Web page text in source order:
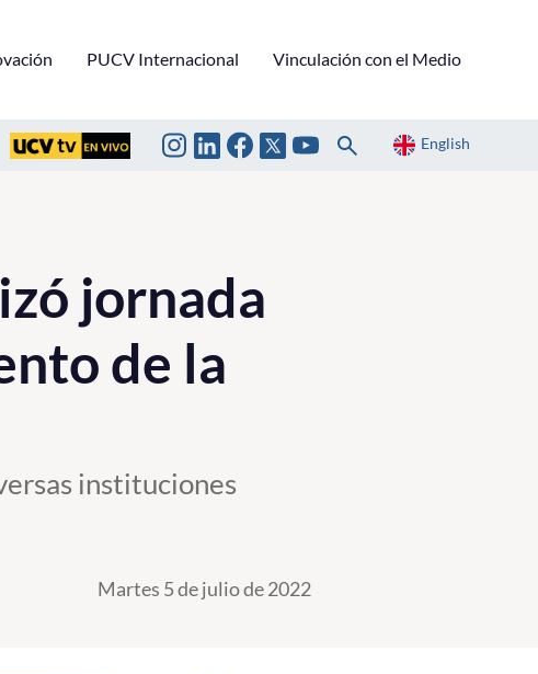
PUCV Internacional Vinculación con el Medio
English
jornada
de la
instituciones
Martes 5 de julio de 2022